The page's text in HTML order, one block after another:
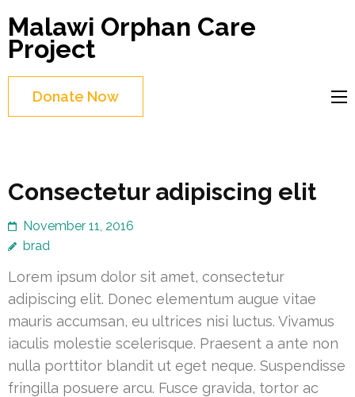
to
content
(Press
Enter)
Malawi Orphan Care
Project
Donate Now
Consectetur adipiscing elit
November 11, 2016
brad
Lorem ipsum dolor sit amet, consectetur
adipiscing elit. Donec elementum augue vitae
mauris accumsan, eu ultrices nisi luctus. Vivamus
iaculis molestie scelerisque. Praesent a ante non
nulla porttitor blandit ut eget neque. Suspendisse
fringilla posuere arcu. Fusce gravida, tortor ac